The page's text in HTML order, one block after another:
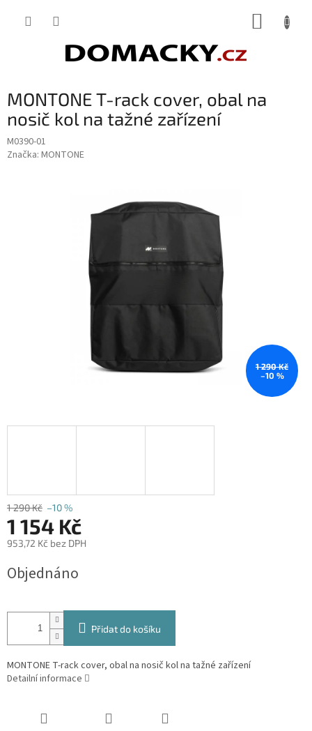
MONTONE T-rack cover, obal na
nosič kol na tažné zařízení
M0390-01
Značka: MONTONE
1 290 Kč
–10 %
1 290 Kč –10 %
1 154 Kč
953,72 Kč bez DPH
cena:
Objednáno
Přidat do košíku
MONTONE T-rack cover, obal na nosič kol na tažné zařízení
Detailní informace